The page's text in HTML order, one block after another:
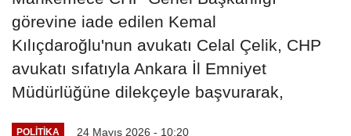
görevine iade edilen Kemal
Kılıçdaroğlu'nun avukatı Celal Çelik, CHP
avukatı sıfatıyla Ankara İl Emniyet
Müdürlüğüne dilekçeyle başvurarak,
POLITIKA 24 Mayıs 2026 - 10:20